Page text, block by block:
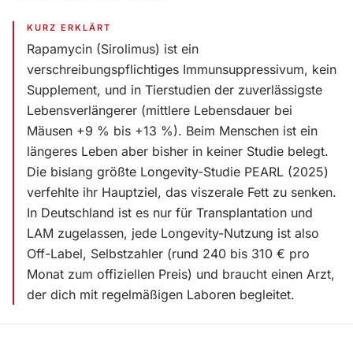
KURZ ERKLÄRT
Rapamycin (Sirolimus) ist ein
verschreibungspflichtiges Immunsuppressivum, kein
Supplement, und in Tierstudien der zuverlässigste
Lebensverlängerer (mittlere Lebensdauer bei
Mäusen +9 % bis +13 %). Beim Menschen ist ein
längeres Leben aber bisher in keiner Studie belegt.
Die bislang größte Longevity-Studie PEARL (2025)
verfehlte ihr Hauptziel, das viszerale Fett zu senken.
In Deutschland ist es nur für Transplantation und
LAM zugelassen, jede Longevity-Nutzung ist also
Off-Label, Selbstzahler (rund 240 bis 310 € pro
Monat zum offiziellen Preis) und braucht einen Arzt,
der dich mit regelmäßigen Laboren begleitet.